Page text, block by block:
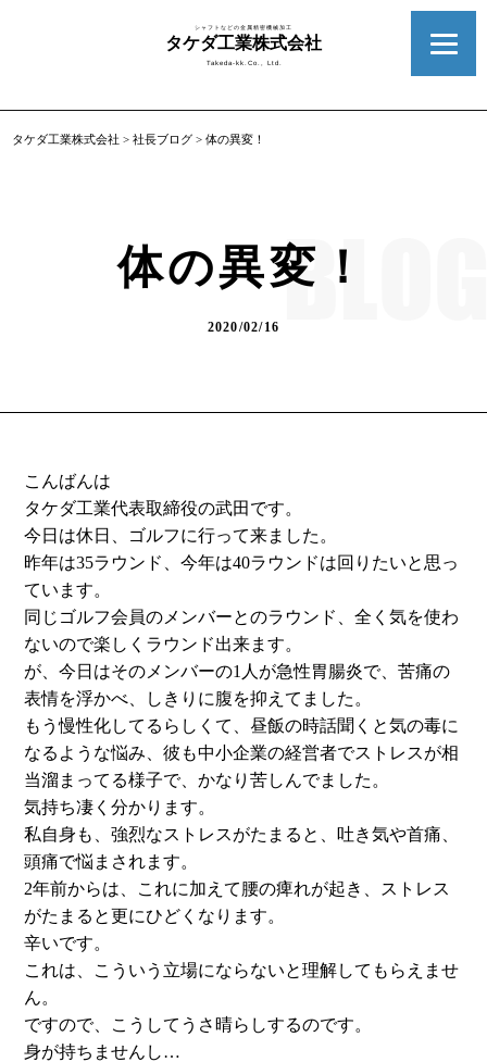
シャフトなどの金属精密機械加工
タケダ工業株式会社
Takeda-kk.Co., Ltd.
タケダ工業株式会社 >社長ブログ >体の異変！
体の異変！
2020/02/16
こんばんは
タケダ工業代表取締役の武田です。
今日は休日、ゴルフに行って来ました。
昨年は35ラウンド、今年は40ラウンドは回りたいと思っ
ています。
同じゴルフ会員のメンバーとのラウンド、全く気を使わ
ないので楽しくラウンド出来ます。
が、今日はそのメンバーの1人が急性胃腸炎で、苦痛の
表情を浮かべ、しきりに腹を抑えてました。
もう慢性化してるらしくて、昼飯の時話聞くと気の毒に
なるような悩み、彼も中小企業の経営者でストレスが相
当溜まってる様子で、かなり苦しんでました。
気持ち凄く分かります。
私自身も、強烈なストレスがたまると、吐き気や首痛、
頭痛で悩まされます。
2年前からは、これに加えて腰の痺れが起き、ストレス
がたまると更にひどくなります。
辛いです。
これは、こういう立場にならないと理解してもらえませ
ん。
ですので、こうしてうさ晴らしするのです。
身が持ちませんし…